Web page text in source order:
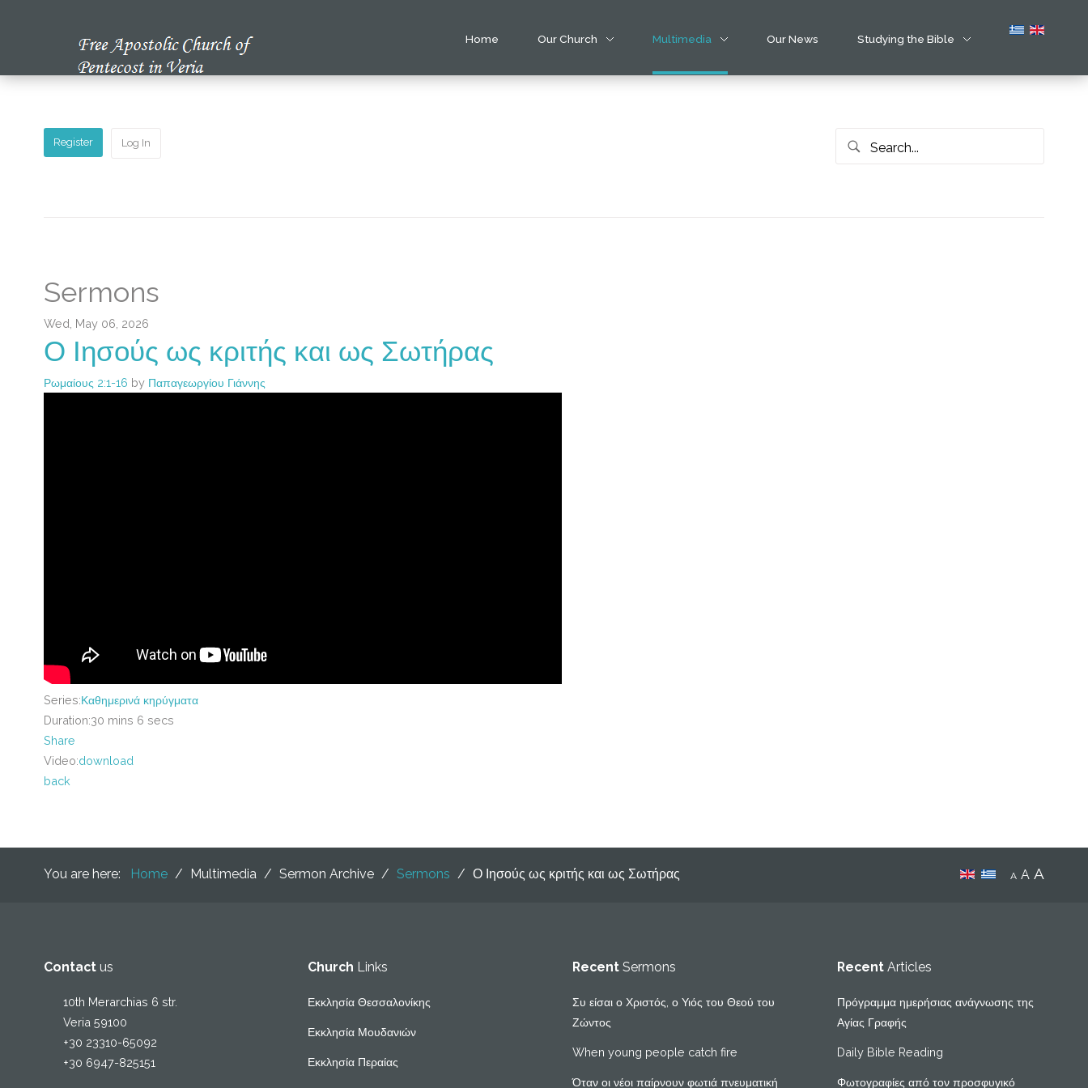
Our Church
Home Our Church Multimedia Our News Studying the Bible
Register Log In
Sermons
Wed, May 06, 2026
Ο Ιησούς ως κριτής και ως Σωτήρας
Ρωμαίους 2:1-16 by Παπαγεωργίου Γιάννης
Series:Καθημερινά κηρύγματα
Duration:30 mins 6 secs
Share
Video:download
back
A A A
You are here: Home / Multimedia / Sermon Archive / Sermons / Ο Ιησούς ως κριτής και ως Σωτήρας
Contact us
10th Merarchias 6 str.
Veria 59100
+30 23310-65092
+30 6947-825151
Church Links
Εκκλησία Θεσσαλονίκης
Εκκλησία Μουδανιών
Εκκλησία Περαίας
Recent Sermons
Συ είσαι ο Χριστός, ο Υιός του Θεού του
Ζώντος
When young people catch fire
Όταν οι νέοι παίρνουν φωτιά πνευματική
Recent Articles
Πρόγραμμα ημερήσιας ανάγνωσης της
Αγίας Γραφής
Daily Bible Reading
Φωτογραφίες από τον προσφυγικό